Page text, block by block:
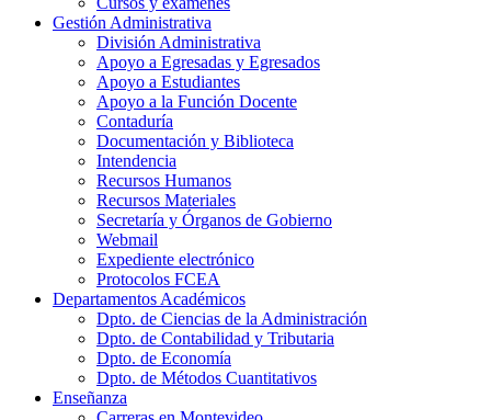
Gestión Administrativa
División Administrativa
Apoyo a Egresadas y Egresados
Apoyo a Estudiantes
Apoyo a la Función Docente
Contaduría
Documentación y Biblioteca
Intendencia
Recursos Humanos
Recursos Materiales
Secretaría y Órganos de Gobierno
Webmail
Expediente electrónico
Protocolos FCEA
Departamentos Académicos
Dpto. de Ciencias de la Administración
Dpto. de Contabilidad y Tributaria
Dpto. de Economía
Dpto. de Métodos Cuantitativos
Enseñanza